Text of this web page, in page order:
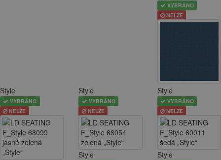
VYBRÁNO
NELZE
Style
VYBRÁNO
NELZE
Style
VYBRÁNO
NELZE
Style
VYBRÁNO
NELZE
Style Style